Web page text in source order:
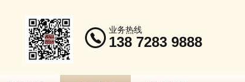
业务热线
138 7283 9888